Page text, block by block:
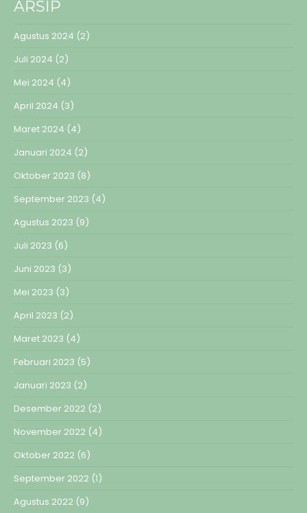
ARSIP
Agustus 2024 (2)
Juli 2024 (2)
Mei 2024 (4)
April 2024 (3)
Maret 2024 (4)
Januari 2024 (2)
Oktober 2023 (8)
September 2023 (4)
Agustus 2023 (9)
Juli 2023 (6)
Juni 2023 (3)
Mei 2023 (3)
April 2023 (2)
Maret 2023 (4)
Februari 2023 (5)
Januari 2023 (2)
Desember 2022 (2)
November 2022 (4)
Oktober 2022 (6)
September 2022 (1)
Agustus 2022 (9)